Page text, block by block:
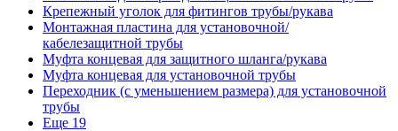
Крепежный уголок для фитингов трубы/рукава
Монтажная пластина для установочной/
кабелезащитной трубы
Муфта концевая для защитного шланга/рукава
Муфта концевая для установочной трубы
Переходник (с уменьшением размера) для установочной
трубы
Еще 19